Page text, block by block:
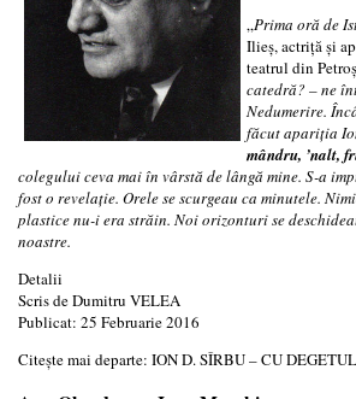
„Prima oră de
Ilieş, actriţă şi
teatrul din
catedră? – ne
Nedumerire.
făcut apariţia
mândru, ’nalt,
colegului ceva mai în vârstă de lângă mine. S-a
fost o revelaţie. Orele se scurgeau ca minutele.
plastice nu-i era străin. Noi orizonturi se
noastre.
Detalii
Scris deDumitru VELEA
Publicat: 25 Februarie 2016
Citește mai departe: ION D. SÎRBU – CU